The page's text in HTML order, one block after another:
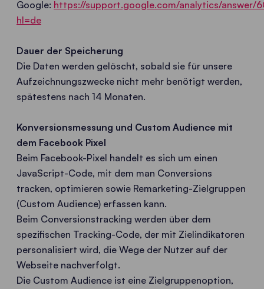
Google: https://support.google.com/analytics/answer/
hl=de
Dauer der Speicherung
Die Daten werden gelöscht, sobald sie für unsere
Aufzeichnungszwecke nicht mehr benötigt werden,
spätestens nach 14 Monaten.
Konversionsmessung und Custom Audience mit
dem Facebook Pixel
Beim Facebook-Pixel handelt es sich um einen
JavaScript-Code, mit dem man Conversions
tracken, optimieren sowie Remarketing-Zielgruppen
(Custom Audience) erfassen kann.
Beim Conversionstracking werden über dem
spezifischen Tracking-Code, der mit Zielindikatoren
personalisiert wird, die Wege der Nutzer auf der
Webseite nachverfolgt.
Die Custom Audience ist eine Zielgruppenoption,